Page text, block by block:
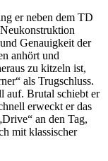
er neben dem TD
Genauigkeit der
anhört und
zu kitzeln ist,
als Trugschluss.
auf. Brutal schiebt er
erweckt er das
an den Tag,
mit klassischer